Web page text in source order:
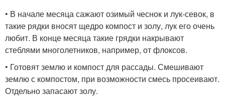
• В начале месяца сажают озимый чеснок и лук-севок, в
такие рядки вносят щедро компост и золу, лук его очень
любит. В конце месяца такие грядки накрывают
стеблями многолетников, например, от флоксов.
• Готовят землю и компост для рассады. Смешивают
землю с компостом, при возможности смесь просеивают.
Отдельно запасают золу.